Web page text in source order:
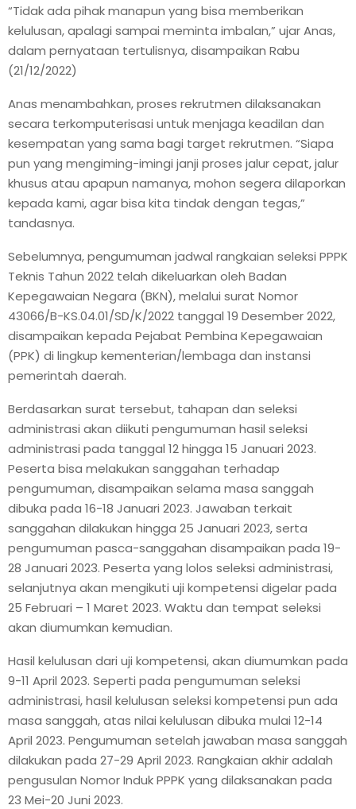
“Tidak ada pihak manapun yang bisa memberikan
kelulusan, apalagi sampai meminta imbalan,” ujar Anas,
dalam pernyataan tertulisnya, disampaikan Rabu
(21/12/2022)
Anas menambahkan, proses rekrutmen dilaksanakan
secara terkomputerisasi untuk menjaga keadilan dan
kesempatan yang sama bagi target rekrutmen. “Siapa
pun yang mengiming-imingi janji proses jalur cepat, jalur
khusus atau apapun namanya, mohon segera dilaporkan
kepada kami, agar bisa kita tindak dengan tegas,”
tandasnya.
Sebelumnya, pengumuman jadwal rangkaian seleksi PPPK
Teknis Tahun 2022 telah dikeluarkan oleh Badan
Kepegawaian Negara (BKN), melalui surat Nomor
43066/B-KS.04.01/SD/K/2022 tanggal 19 Desember 2022,
disampaikan kepada Pejabat Pembina Kepegawaian
(PPK) di lingkup kementerian/lembaga dan instansi
pemerintah daerah.
Berdasarkan surat tersebut, tahapan dan seleksi
administrasi akan diikuti pengumuman hasil seleksi
administrasi pada tanggal 12 hingga 15 Januari 2023.
Peserta bisa melakukan sanggahan terhadap
pengumuman, disampaikan selama masa sanggah
dibuka pada 16-18 Januari 2023. Jawaban terkait
sanggahan dilakukan hingga 25 Januari 2023, serta
pengumuman pasca-sanggahan disampaikan pada 19-
28 Januari 2023. Peserta yang lolos seleksi administrasi,
selanjutnya akan mengikuti uji kompetensi digelar pada
25 Februari – 1 Maret 2023. Waktu dan tempat seleksi
akan diumumkan kemudian.
Hasil kelulusan dari uji kompetensi, akan diumumkan pada
9-11 April 2023. Seperti pada pengumuman seleksi
administrasi, hasil kelulusan seleksi kompetensi pun ada
masa sanggah, atas nilai kelulusan dibuka mulai 12-14
April 2023. Pengumuman setelah jawaban masa sanggah
dilakukan pada 27-29 April 2023. Rangkaian akhir adalah
pengusulan Nomor Induk PPPK yang dilaksanakan pada
23 Mei-20 Juni 2023.